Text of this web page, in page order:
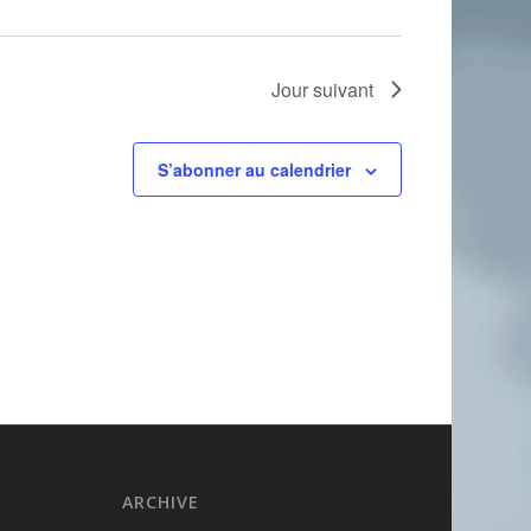
Jour suivant
S’abonner au calendrier
ARCHIVE